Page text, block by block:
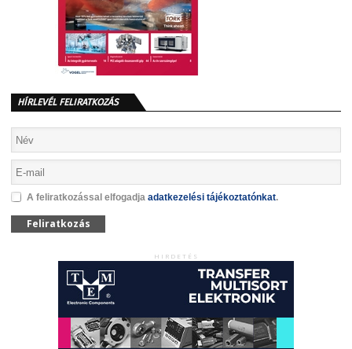
HÍRLEVÉL FELIRATKOZÁS
A feliratkozással elfogadja adatkezelési tájékoztatónkat.
Feliratkozás
HIRDETÉS